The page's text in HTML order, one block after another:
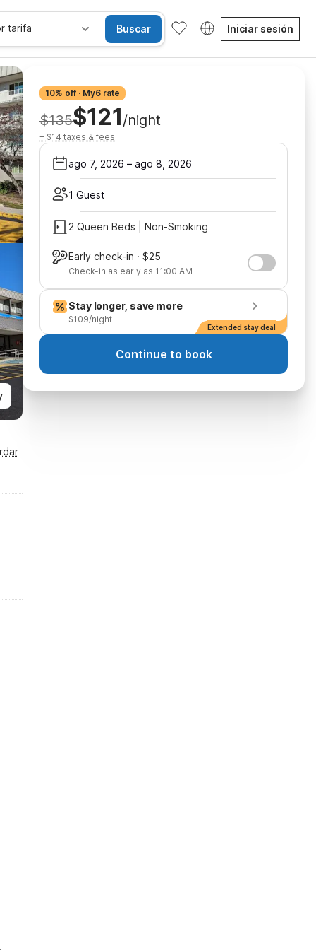
tarifa Buscar Iniciar sesión
10% off · My6 rate
$135$121/night
+ $14 taxes & fees
ago 7, 2026 – ago 8, 2026
1 Guest
2 Queen Beds | Non-Smoking
Early check-in · $25
Check-in as early as 11:00 AM
Stay longer, save more
$109/night
Extended stay deal
Continue to book